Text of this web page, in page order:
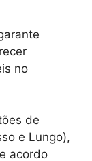
no
de
e Lungo),
acordo